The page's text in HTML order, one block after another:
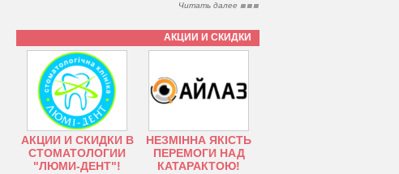
Читать далее
АКЦИИ И СКИДКИ
АКЦИИ И СКИДКИ В
СТОМАТОЛОГИИ
"ЛЮМИ-ДЕНТ"!
НЕЗМІННА ЯКІСТЬ
ПЕРЕМОГИ НАД
КАТАРАКТОЮ!